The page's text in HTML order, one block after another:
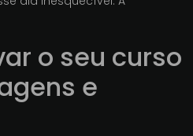
o seu curso
e